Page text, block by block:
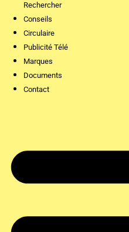
Rechercher
Conseils
Circulaire
Publicité Télé
Marques
Documents
Contact